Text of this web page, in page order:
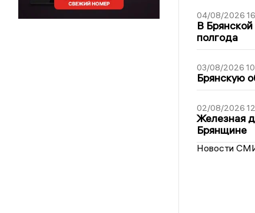
04/08/2026
В
полгода
03/08/2026
Брянскую
02/08/2026
Железная
Брянщине
Новости